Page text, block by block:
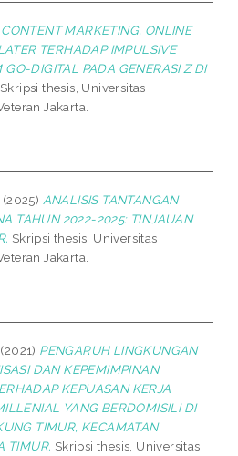
CONTENT MARKETING, ONLINE
TERHADAP IMPULSIVE
DIGITAL PADA GENERASI Z DI
Skripsi thesis, Universitas
Jakarta.
(2025) ANALISIS TANTANGAN
TAHUN 2022-2025: TINJAUAN
Skripsi thesis, Universitas
Jakarta.
(2021) PENGARUH LINGKUNGAN
DAN KEPEMIMPINAN
KEPUASAN KERJA
YANG BERDOMISILI DI
TIMUR, KECAMATAN
TIMUR. Skripsi thesis, Universitas